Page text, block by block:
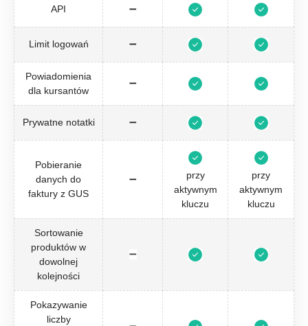
API ➖
Limit logowań ➖
Powiadomienia
dla kursantów
➖
Prywatne notatki ➖
Pobieranie
danych do
faktury z GUS
➖
przy
aktywnym
kluczu
przy
aktywnym
kluczu
Sortowanie
produktów w
dowolnej
kolejności
➖
Pokazywanie
liczby